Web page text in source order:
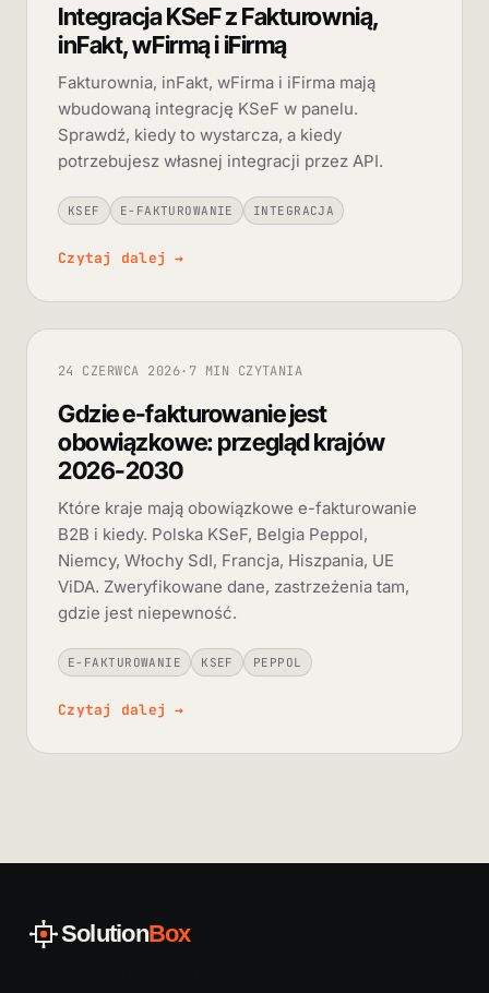
Integracja KSeF z Fakturownią,
inFakt, wFirmą i iFirmą
Fakturownia, inFakt, wFirma i iFirma mają
wbudowaną integrację KSeF w panelu.
Sprawdź, kiedy to wystarcza, a kiedy
potrzebujesz własnej integracji przez API.
KSEF E-FAKTUROWANIE INTEGRACJA
Czytaj dalej→
24 CZERWCA 2026· 7 MIN CZYTANIA
Gdzie e-fakturowanie jest
obowiązkowe: przegląd krajów
2026-2030
Które kraje mają obowiązkowe e-fakturowanie
B2B i kiedy. Polska KSeF, Belgia Peppol,
Niemcy, Włochy SdI, Francja, Hiszpania, UE
ViDA. Zweryfikowane dane, zastrzeżenia tam,
gdzie jest niepewność.
E-FAKTUROWANIE KSEF PEPPOL
Czytaj dalej→
SolutionBox